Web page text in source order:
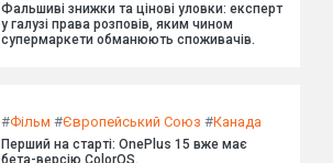
Фальшиві знижки та цінові уловки: експерт
у галузі права розповів, яким чином
супермаркети обманюють споживачів.
#Фільм #Європейський Союз #Канада
Перший на старті: OnePlus 15 вже має
бета-версію ColorOS.